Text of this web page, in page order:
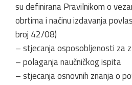
su definirana Pravilnikom o
obrtima i načinu izdavanja
broj 42/08)
– stjecanja osposobljenosti za
– polaganja naučničkog ispita
– stjecanja osnovnih znanja o